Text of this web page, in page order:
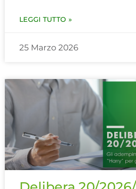
LEGGI TUTTO »
25 Marzo 2026